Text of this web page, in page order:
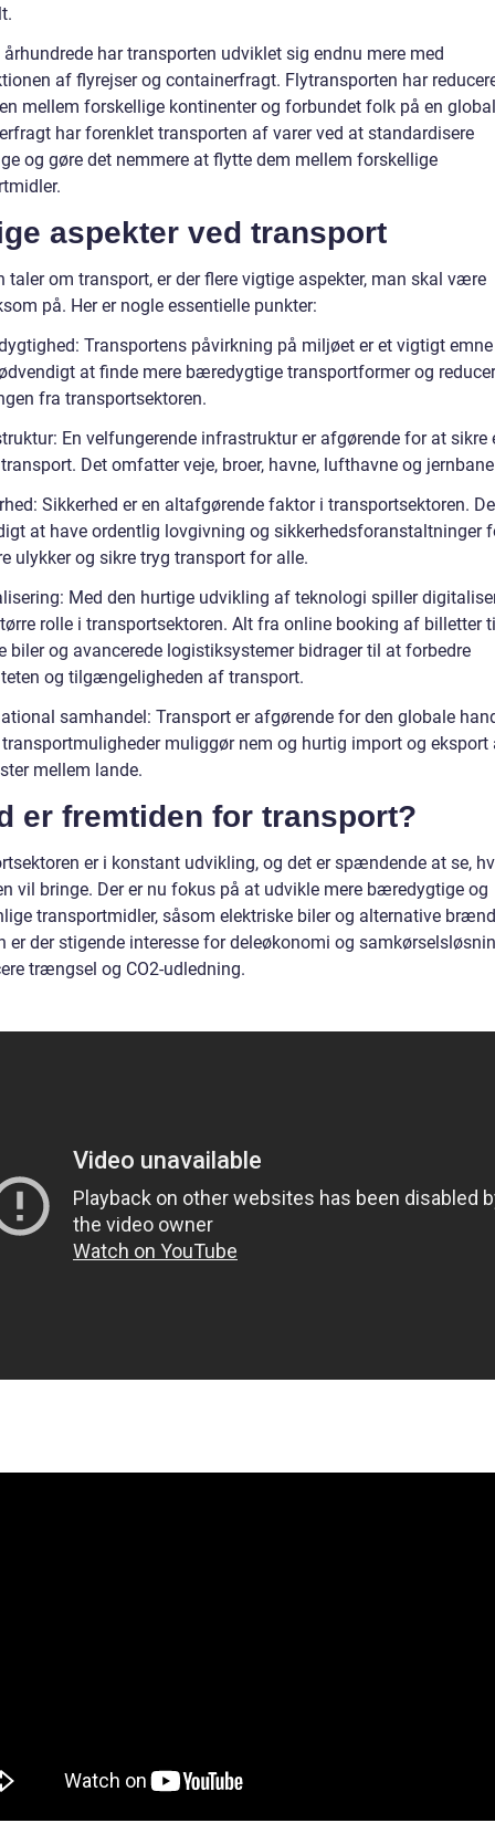
århundrede har transporten udviklet sig endnu mere med
af flyrejser og containerfragt. Flytransporten har
mellem forskellige kontinenter og forbundet folk på en
har forenklet transporten af varer ved at standardisere
og gøre det nemmere at flytte dem mellem forskellige
aspekter ved transport
taler om transport, er der flere vigtige aspekter, man skal være
på. Her er nogle essentielle punkter:
Transportens påvirkning på miljøet er et vigtigt
at finde mere bæredygtige transportformer og
fra transportsektoren.
En velfungerende infrastruktur er afgørende for at sikre
Det omfatter veje, broer, havne, lufthavne og
Sikkerhed er en altafgørende faktor i transportsektoren.
at have ordentlig lovgivning og sikkerhedsforanstaltninger
ulykker og sikre tryg transport for alle.
Med den hurtige udvikling af teknologi spiller
rolle i transportsektoren. Alt fra online booking af billetter
biler og avancerede logistiksystemer bidrager til at forbedre
og tilgængeligheden af transport.
samhandel: Transport er afgørende for den globale
muliggør nem og hurtig import og eksport
mellem lande.
er fremtiden for transport?
er i konstant udvikling, og det er spændende at se,
vil bringe. Der er nu fokus på at udvikle mere bæredygtige og
transportmidler, såsom elektriske biler og alternative
er der stigende interesse for deleøkonomi og
trængsel og CO2-udledning.